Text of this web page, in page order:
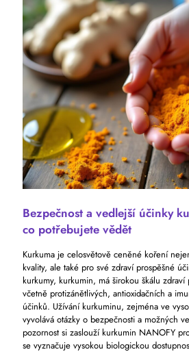
Bezpečnost a vedlejší účinky
co potřebujete vědět
Kurkuma je celosvětově ceněné koření
kvality, ale také pro své zdraví prospěšné
kurkumy, kurkumin, má širokou škálu zdraví
včetně protizánětlivých, antioxidačních a
účinků. Užívání kurkuminu, zejména ve
vyvolává otázky o bezpečnosti a možných
pozornost si zaslouží kurkumin NANOFY
se vyznačuje vysokou biologickou